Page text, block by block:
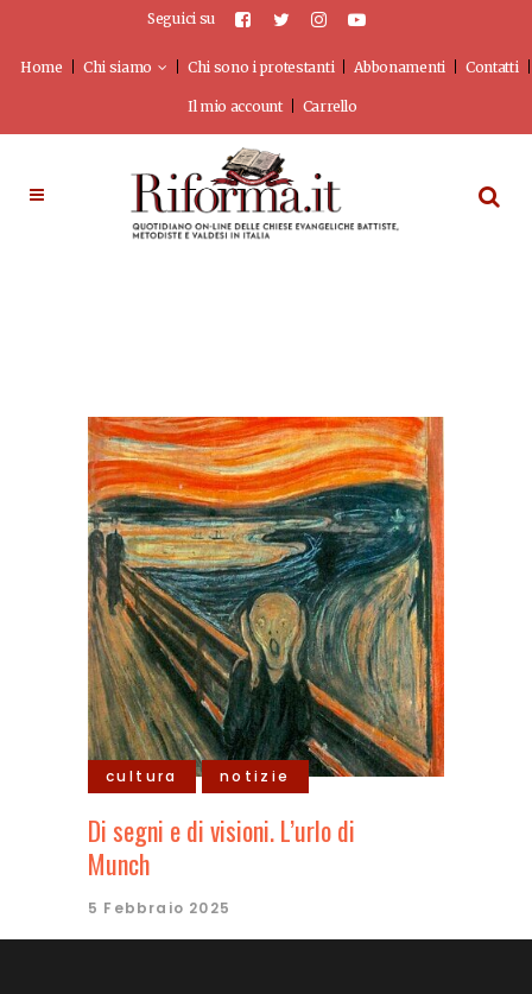
Seguici su
Home Chi siamo Chi sono i protestanti Abbonamenti Contatti
Il mio account Carrello
cultura notizie
Di segni e di visioni. L’urlo di
Munch
5 Febbraio 2025